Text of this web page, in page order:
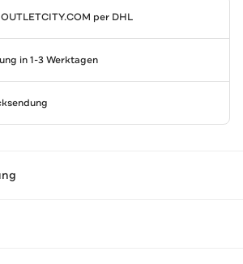
OUTLETCITY.COM per DHL
in 1-3 Werktagen